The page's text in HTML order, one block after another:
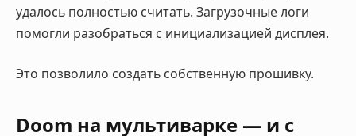
удалось полностью считать. Загрузочные логи
помогли разобраться с инициализацией дисплея.
Это позволило создать собственную прошивку.
Doom на мультиварке — и с